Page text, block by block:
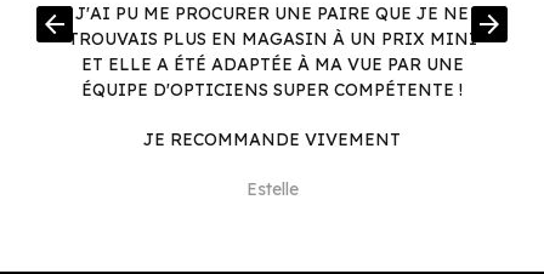
J'AI PU ME PROCURER UNE PAIRE QUE JE NE
TROUVAIS PLUS EN MAGASIN À UN PRIX MINI
ET ELLE A ÉTÉ ADAPTÉE À MA VUE PAR UNE
ÉQUIPE D'OPTICIENS SUPER COMPÉTENTE !
JE RECOMMANDE VIVEMENT
Estelle
arrow_back arrow_forward